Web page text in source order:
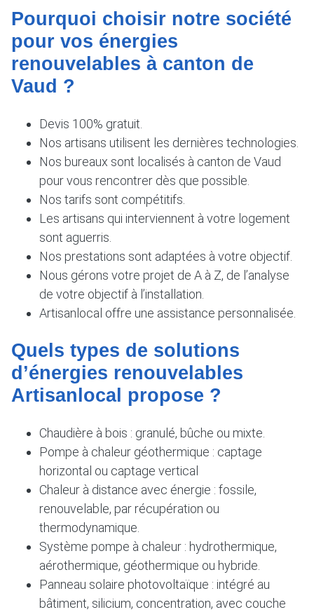
Pourquoi choisir notre société
pour vos énergies
renouvelables à canton de
Vaud ?
Devis 100% gratuit.
Nos artisans utilisent les dernières technologies.
Nos bureaux sont localisés à canton de Vaud
pour vous rencontrer dès que possible.
Nos tarifs sont compétitifs.
Les artisans qui interviennent à votre logement
sont aguerris.
Nos prestations sont adaptées à votre objectif.
Nous gérons votre projet de A à Z, de l’analyse
de votre objectif à l’installation.
Artisanlocal offre une assistance personnalisée.
Quels types de solutions
d’énergies renouvelables
Artisanlocal propose ?
Chaudière à bois : granulé, bûche ou mixte.
Pompe à chaleur géothermique : captage
horizontal ou captage vertical
Chaleur à distance avec énergie : fossile,
renouvelable, par récupération ou
thermodynamique.
Système pompe à chaleur : hydrothermique,
aérothermique, géothermique ou hybride.
Panneau solaire photovoltaïque : intégré au
bâtiment, silicium, concentration, avec couche